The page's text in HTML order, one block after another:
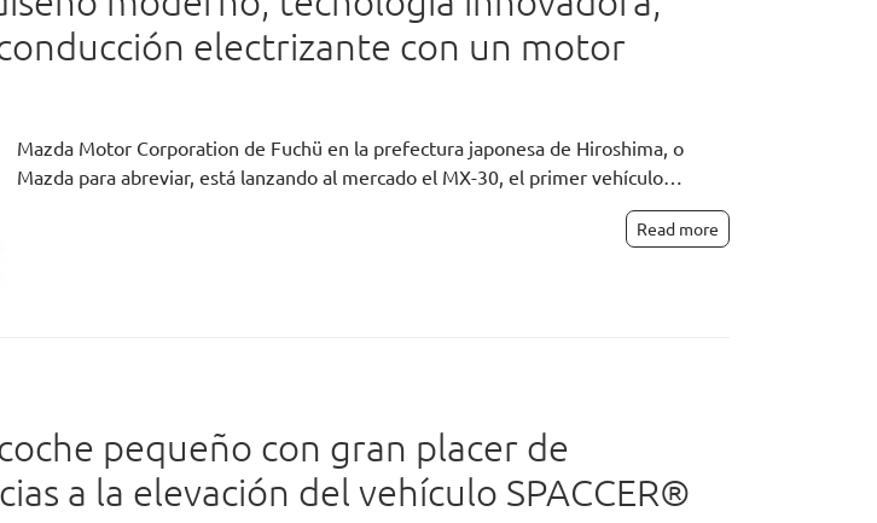
electrizante con un motor
Mazda Motor Corporation de Fuchü en la prefectura japonesa de Hiroshima, o
Mazda para abreviar, está lanzando al mercado el MX-30, el primer vehículo…
Read more
pequeño con gran placer de
a la elevación del vehículo SPACCER®